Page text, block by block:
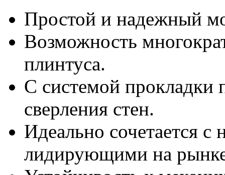
Простой и надежный
Возможность
плинтуса.
С системой прокладки
сверления стен.
Идеально сочетается
лидирующими на